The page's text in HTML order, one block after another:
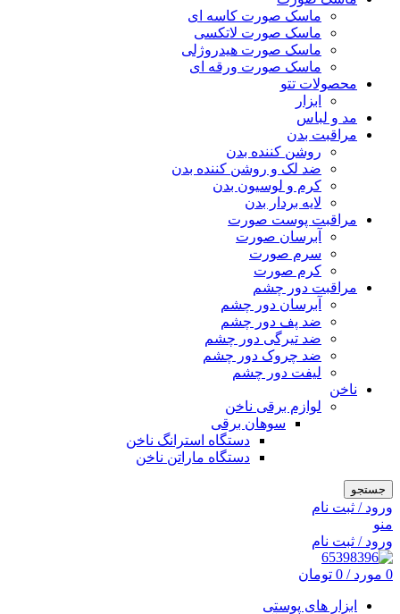
ماسک صورت کاسه ای
ماسک صورت لاتکسی
ماسک صورت هیدروژلی
ماسک صورت ورقه ای
محصولات تتو
ابزار
مد و لباس
مراقبت بدن
روشن کننده بدن
ضد لک و روشن کننده بدن
کرم و لوسیون بدن
لایه بردار بدن
مراقبت پوست صورت
آبرسان صورت
سرم صورت
کرم صورت
مراقبت دور چشم
آبرسان دور چشم
ضد پف دور چشم
ضد تیرگی دور چشم
ضد چروک دور چشم
لیفت دور چشم
ناخن
لوازم برقی ناخن
سوهان برقی
دستگاه استرانگ ناخن
دستگاه ماراتن ناخن
جستجو
ورود / ثبت نام
منو
ورود / ثبت نام
0 مورد /
0 تومان
ابزار های پوستی